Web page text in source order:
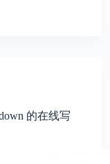
的在线写